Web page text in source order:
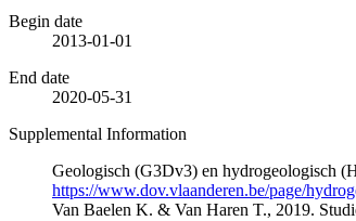
Begin date
2013-01-01
End date
2020-05-31
Supplemental Information
Geologisch (G3Dv3) en hydrogeologisch
https://www.dov.vlaanderen.be/page/
Van Baelen K. & Van Haren T., 2019.